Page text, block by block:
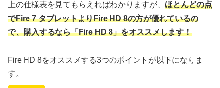
上の仕様表を見てもらえればわかりますが、 ほとんどの点
でFire 7 タブレットよりFire HD 8の方が優れているの
で、購入するなら「Fire HD 8」をオススメします！
Fire HD 8をオススメする3つのポイントが以下になりま
す。